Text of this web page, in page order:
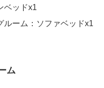
ベッドx1
ルーム：ソファベッドx1
ム